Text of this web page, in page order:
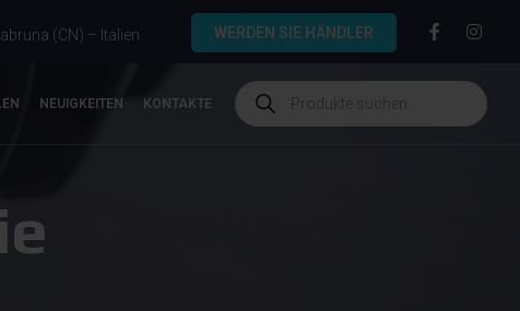
(CN) – Italien WERDEN SIE HÄNDLER
NEUIGKEITEN KONTAKTE